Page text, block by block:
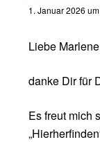
1. Januar 2026
Liebe
danke Dir für
Es freut mich